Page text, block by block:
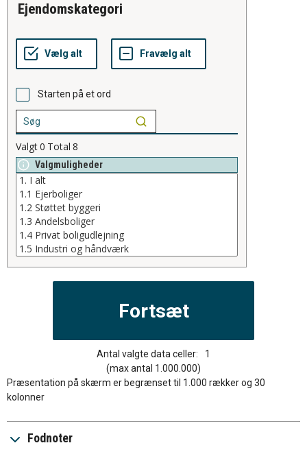
ejendomskategori
Starten på et ord
Valgt0 Total 8
Valgmuligheder
Antal valgte data celler:
1
(max antal 1.000.000)
Præsentation på skærm er begrænset til 1.000 rækker og 30
kolonner
Fodnoter